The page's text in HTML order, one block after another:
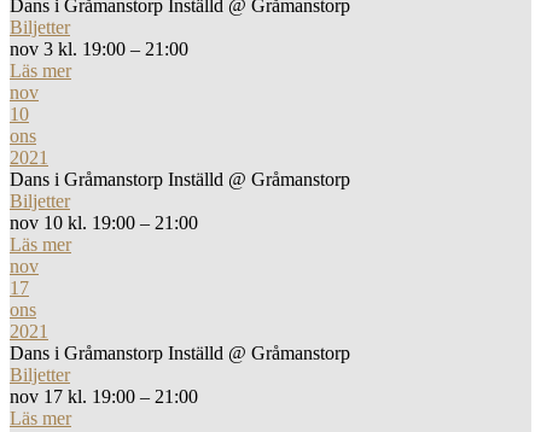
Dans i Gråmanstorp Inställd @ Gråmanstorp
Biljetter
nov 3 kl. 19:00 – 21:00
Läs mer
nov
10
ons
2021
Dans i Gråmanstorp Inställd @ Gråmanstorp
Biljetter
nov 10 kl. 19:00 – 21:00
Läs mer
nov
17
ons
2021
Dans i Gråmanstorp Inställd @ Gråmanstorp
Biljetter
nov 17 kl. 19:00 – 21:00
Läs mer